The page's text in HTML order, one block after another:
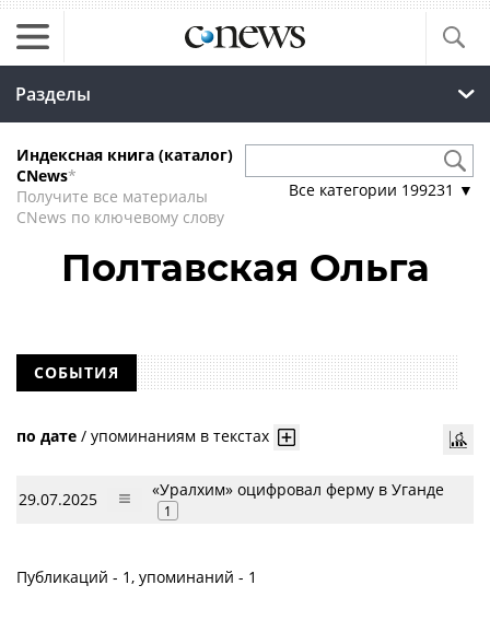
Разделы
Индексная книга (каталог)
CNews*
Получите все материалы
CNews по ключевому слову
Все категории 199231 ▼
Полтавская Ольга
СОБЫТИЯ
по дате / упоминаниям в текстах
29.07.2025 «Уралхим» оцифровал ферму в Уганде
1
Публикаций - 1, упоминаний - 1